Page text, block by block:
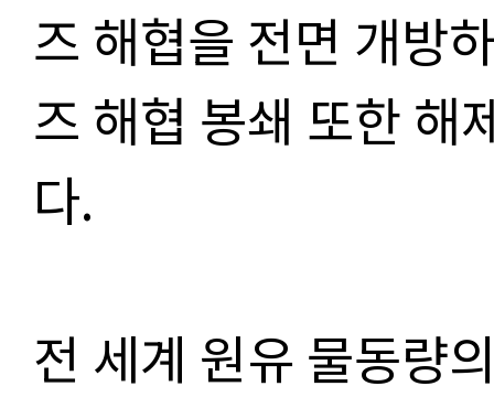
즈 해협을 전면 개방
즈 해협 봉쇄 또한 해
다.
전 세계 원유 물동량